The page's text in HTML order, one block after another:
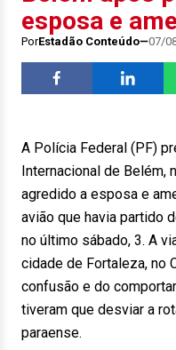
esposa e
PorEstadão Conteúdo 07/
A Polícia Federal (PF)
Internacional de Belém,
agredido a esposa e
avião que havia partido
no último sábado, 3. A
cidade de Fortaleza, no
confusão e do
tiveram que desviar a
paraense.